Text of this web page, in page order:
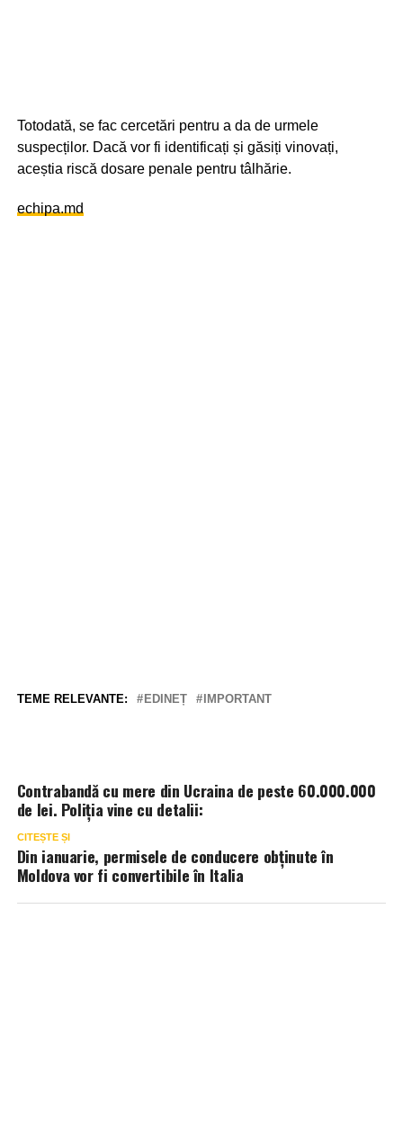
Totodată, se fac cercetări pentru a da de urmele
suspecților. Dacă vor fi identificați și găsiți vinovați,
aceștia riscă dosare penale pentru tâlhărie.
echipa.md
TEME RELEVANTE: EDINEȚ IMPORTANT
Contrabandă cu mere din Ucraina de peste 60.000.000
de lei. Poliția vine cu detalii:
CITEȘTE ȘI
Din ianuarie, permisele de conducere obținute în
Moldova vor fi convertibile în Italia